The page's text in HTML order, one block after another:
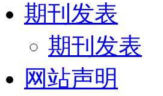
期刊发表
期刊发表
网站声明